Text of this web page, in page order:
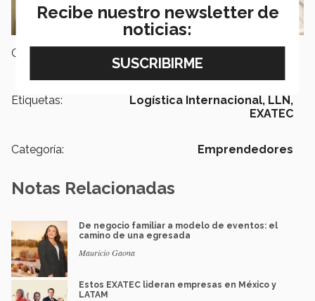
Campus:
Etiquetas: Logística Internacional, LLN,
EXATEC
Categoría: Emprendedores
Notas Relacionadas
De negocio familiar a modelo de eventos: el
camino de una egresada
Mauricio Gaona
Estos EXATEC lideran empresas en México y
LATAM
Recibe nuestro newsletter de
noticias: